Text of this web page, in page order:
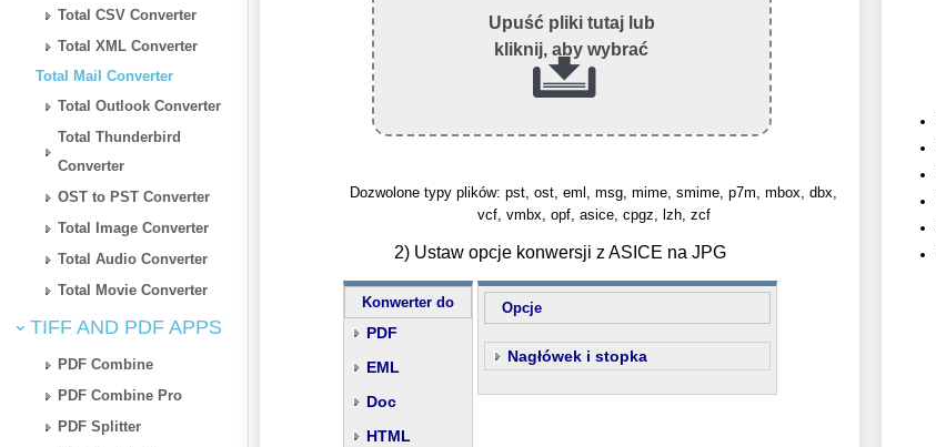
Total CSV Converter
Total XML Converter
Total Mail Converter
Total Outlook Converter
Total Thunderbird
Converter
OST to PST Converter
Total Image Converter
Total Audio Converter
Total Movie Converter
TIFF AND PDF APPS
PDF Combine
PDF Combine Pro
PDF Splitter
Upuść pliki tutaj lub
kliknij, aby wybrać
Dozwolone typy plików: pst, ost, eml, msg, mime, smime, p7m, mbox, dbx,
vcf, vmbx, opf, asice, cpgz, lzh, zcf
2) Ustaw opcje konwersji z ASICE na JPG
Konwerter do
PDF
EML
Doc
HTML
Opcje
Nagłówek i stopka